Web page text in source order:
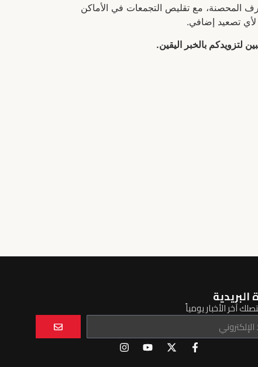
المحصنة، مع تقليص التجمعات في الأماكن
لأي تصعيد إضافي.
لتزويدكم بالخبر اليقين.
البريدية
آخر الأخبار يومياً